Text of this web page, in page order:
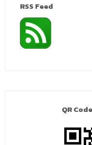
RSS Feed
QR